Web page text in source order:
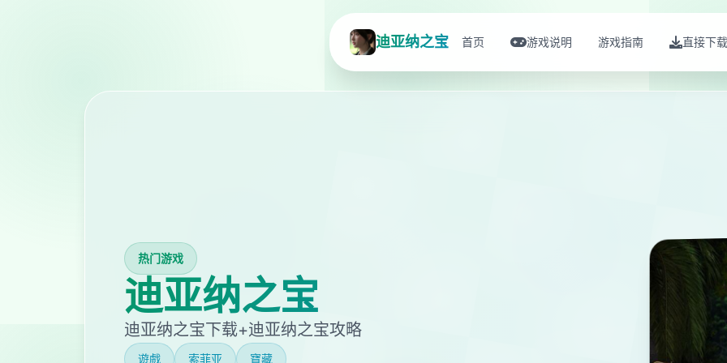
迪亚纳之宝 首页 游戏说明 游戏指南 直接下载
热门游戏
迪亚纳之宝
迪亚纳之宝下载+迪亚纳之宝攻略
遊戲 索菲亚 寶藏